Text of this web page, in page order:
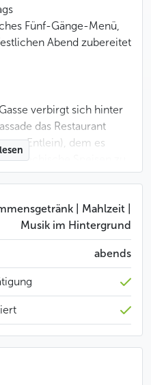
Fünf-Gänge-Menü,
Abend zubereitet
verbirgt sich hinter
das Restaurant
Entlein), dem es
Speisen zu
der Spitzenklasse
zu erfreuen.
White Brut,
Lachs-Rolle,
Kapern-Safran-Aioli,
| Mahlzeit |
Musik im Hintergrund
abends